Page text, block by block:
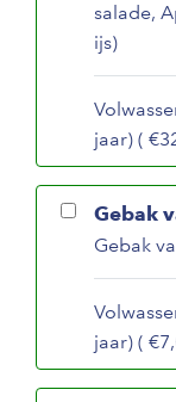
salade,
ijs)
jaar) (
Gebak
Gebak
jaar) (